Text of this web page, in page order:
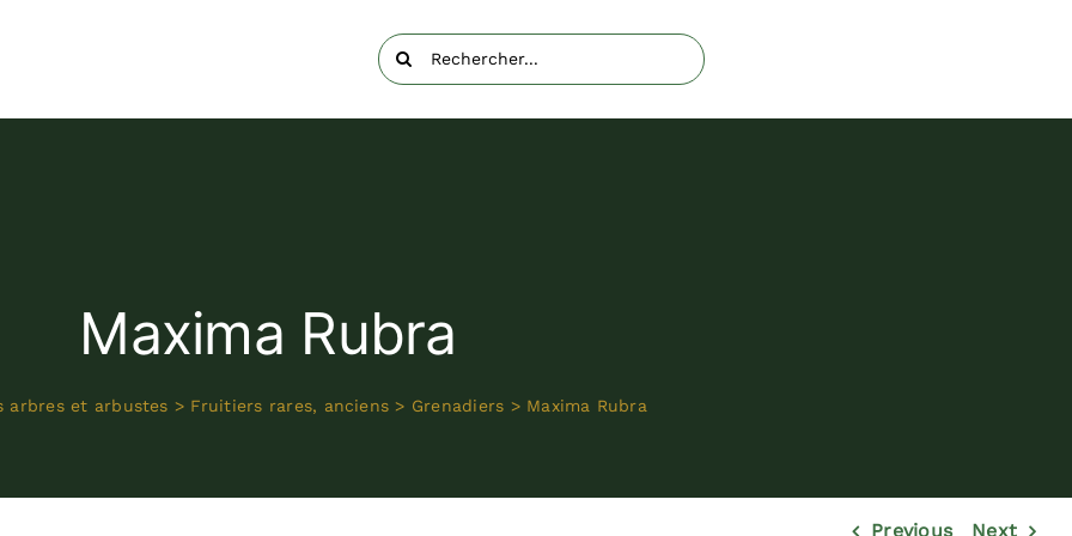
Rechercher:
Maxima Rubra
arbres et arbustes > Fruitiers rares, anciens > Grenadiers > Maxima Rubra
Previous Next